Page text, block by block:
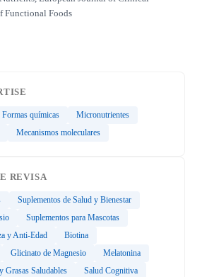
Functional Foods
Formas químicas
Micronutrientes
Mecanismos moleculares
REVISA
Suplementos de Salud y Bienestar
Suplementos para Mascotas
y Anti-Edad
Biotina
Glicinato de Magnesio
Melatonina
Grasas Saludables
Salud Cognitiva